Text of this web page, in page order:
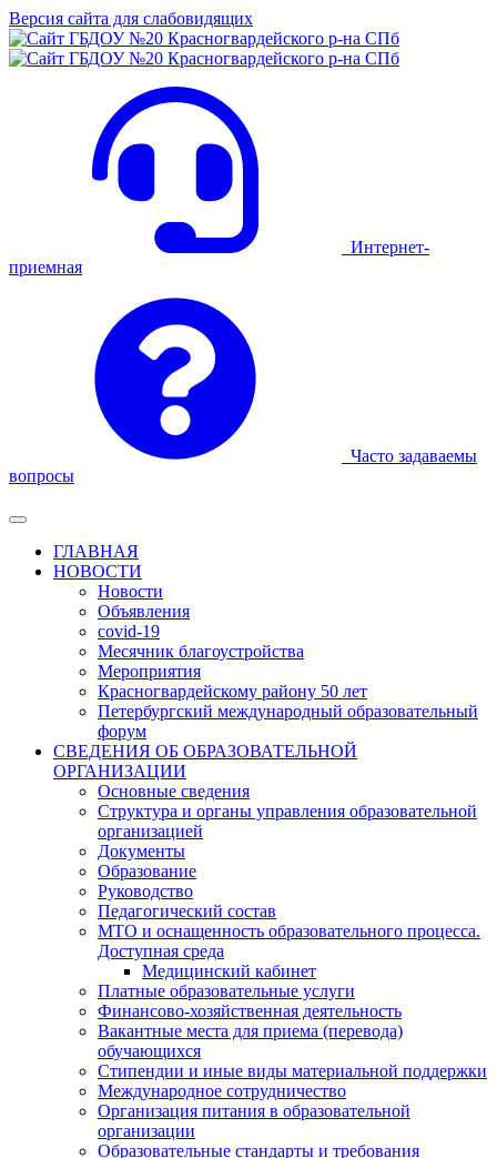
Версия сайта для слабовидящих
Интернет-
приемная
Часто задаваемы
вопросы
ГЛАВНАЯ
НОВОСТИ
Новости
Объявления
covid-19
Месячник благоустройства
Мероприятия
Красногвардейскому району 50 лет
Петербургский международный образовательный
форум
СВЕДЕНИЯ ОБ ОБРАЗОВАТЕЛЬНОЙ
ОРГАНИЗАЦИИ
Основные сведения
Структура и органы управления образовательной
организацией
Документы
Образование
Руководство
Педагогический состав
МТО и оснащенность образовательного процесса.
Доступная среда
Медицинский кабинет
Платные образовательные услуги
Финансово-хозяйственная деятельность
Вакантные места для приема (перевода)
обучающихся
Стипендии и иные виды материальной поддержки
Международное сотрудничество
Организация питания в образовательной
организации
Образовательные стандарты и требования